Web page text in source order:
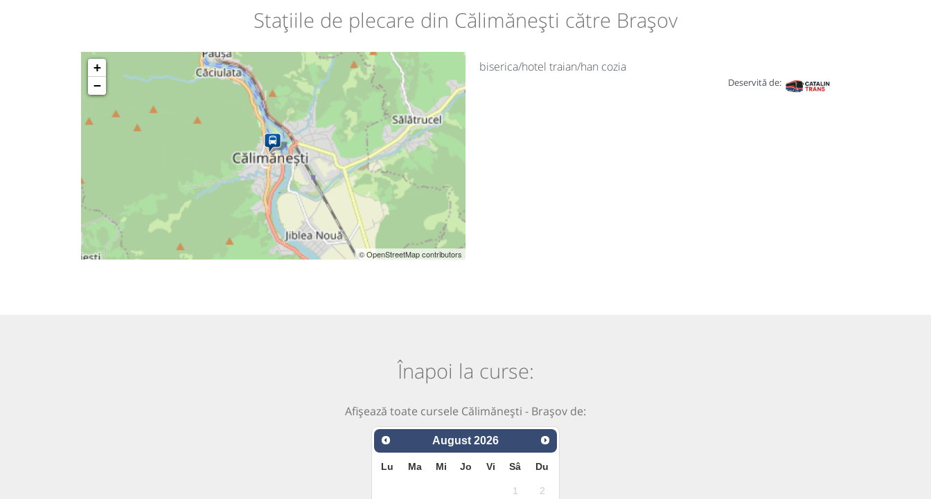
Stațiile de plecare din Călimănești către Brașov
+
−
© OpenStreetMap contributors
biserica/hotel traian/han cozia
Deservită de:
Înapoi la curse:
Afișează toate cursele Călimănești - Brașov de:
August 2026
Lu Ma Mi Jo Vi Sâ Du
1
2